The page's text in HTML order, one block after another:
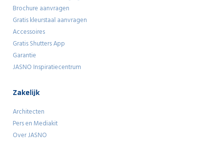
Brochure aanvragen
Gratis kleurstaal aanvragen
Accessoires
Gratis Shutters App
Garantie
JASNO Inspiratiecentrum
Zakelijk
Architecten
Pers en Mediakit
Over JASNO